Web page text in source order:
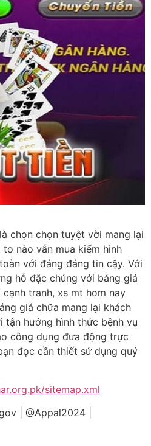
chọn chọn tuyệt vời mang lại
nào vẫn mua kiếm hình
với đáng đáng tin cậy. Với
hỗ đặc chủng với bảng giá
tranh, xs mt hom nay
giá chữa mang lại khách
tận hưởng hình thức bệnh vụ
công dụng đưa động trực
đọc cần thiết sử dụng quý
sitemap.xml
| @Appal2024 |